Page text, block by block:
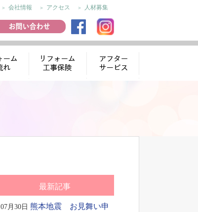
会社情報 アクセス 人材募集
最新記事
07月30日 熊本地震 お見舞い申